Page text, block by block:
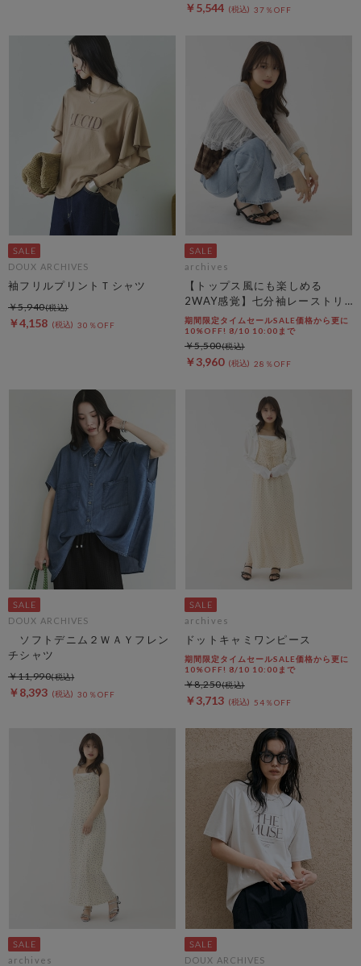
￥5,544 37％OFF
DOUX ARCHIVES
袖フリルプリントＴシャツ
￥4,158 30％OFF
￥5,940
archives
【トップス風にも楽しめる
2WAY感覚】七分袖レーストリ
ム透かしニットカーディガン
期間限定タイムセールSALE価格から更に
10%OFF! 8/10 10:00まで
￥3,960 28％OFF
￥5,500
DOUX ARCHIVES
ソフトデニム２ＷＡＹフレン
チシャツ
￥8,393 30％OFF
￥11,990
archives
ドットキャミワンピース
期間限定タイムセールSALE価格から更に
10%OFF! 8/10 10:00まで
￥3,713 54％OFF
￥8,250
archives DOUX ARCHIVES